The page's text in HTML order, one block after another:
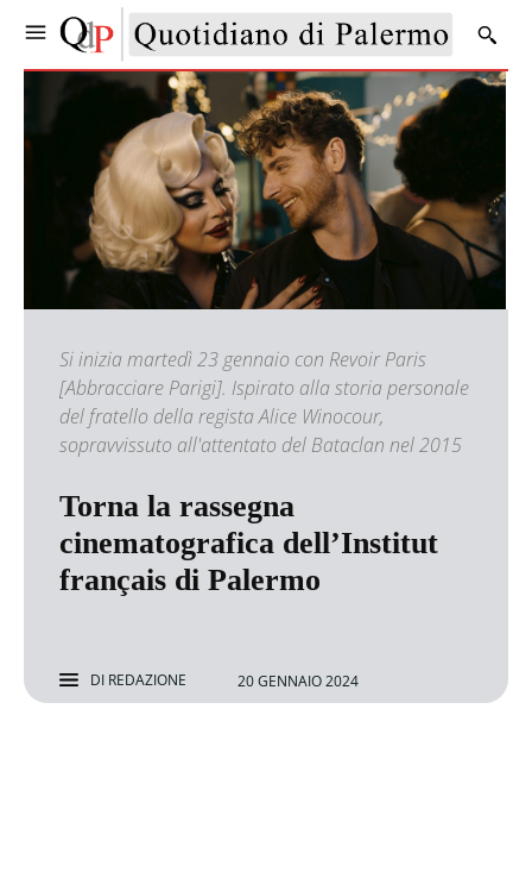
Si inizia martedì 23 gennaio con Revoir Paris
[Abbracciare Parigi]. Ispirato alla storia personale
del fratello della regista Alice Winocour,
sopravvissuto all'attentato del Bataclan nel 2015
Torna la rassegna
cinematografica dell’Institut
français di Palermo
DI REDAZIONE 20 GENNAIO 2024